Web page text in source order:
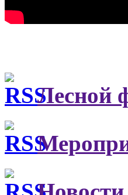
Лесной